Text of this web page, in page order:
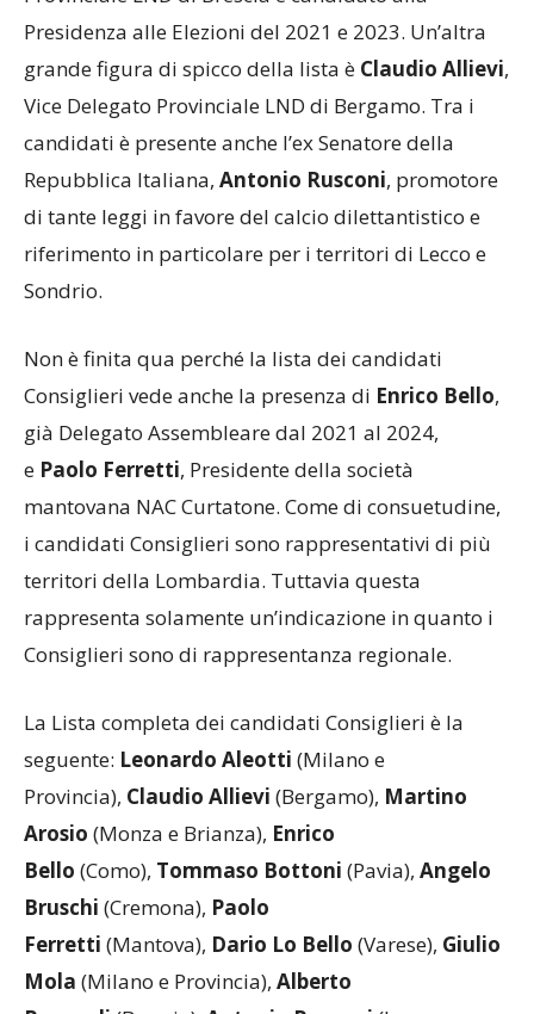
Presidenza alle Elezioni del 2021 e 2023. Un’altra
grande figura di spicco della lista è Claudio Allievi,
Vice Delegato Provinciale LND di Bergamo. Tra i
candidati è presente anche l’ex Senatore della
Repubblica Italiana, Antonio Rusconi, promotore
di tante leggi in favore del calcio dilettantistico e
riferimento in particolare per i territori di Lecco e
Sondrio.
Non è finita qua perché la lista dei candidati
Consiglieri vede anche la presenza di Enrico Bello,
già Delegato Assembleare dal 2021 al 2024,
e Paolo Ferretti, Presidente della società
mantovana NAC Curtatone. Come di consuetudine,
i candidati Consiglieri sono rappresentativi di più
territori della Lombardia. Tuttavia questa
rappresenta solamente un’indicazione in quanto i
Consiglieri sono di rappresentanza regionale.
La Lista completa dei candidati Consiglieri è la
seguente: Leonardo Aleotti (Milano e
Provincia), Claudio Allievi (Bergamo), Martino
Arosio (Monza e Brianza), Enrico
Bello (Como), Tommaso Bottoni (Pavia), Angelo
Bruschi (Cremona), Paolo
Ferretti (Mantova), Dario Lo Bello (Varese), Giulio
Mola (Milano e Provincia), Alberto